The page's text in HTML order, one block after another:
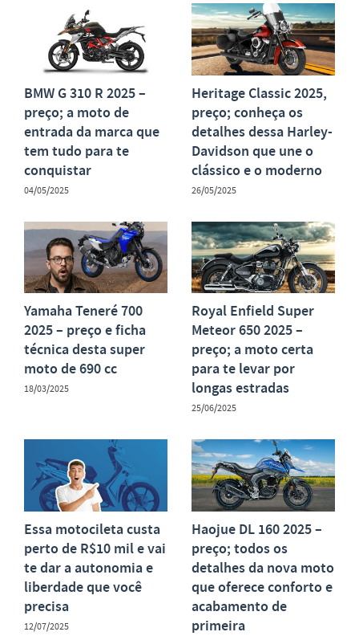
BMW G 310 R 2025 –
preço; a moto de
entrada da marca que
tem tudo para te
conquistar
04/05/2025
Heritage Classic 2025,
preço; conheça os
detalhes dessa Harley-
Davidson que une o
clássico e o moderno
26/05/2025
Yamaha Teneré 700
2025 – preço e ficha
técnica desta super
moto de 690 cc
18/03/2025
Royal Enfield Super
Meteor 650 2025 –
preço; a moto certa
para te levar por
longas estradas
25/06/2025
Essa motocileta custa
perto de R$10 mil e vai
te dar a autonomia e
liberdade que você
precisa
12/07/2025
Haojue DL 160 2025 –
preço; todos os
detalhes da nova moto
que oferece conforto e
acabamento de
primeira